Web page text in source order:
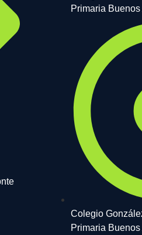
Primaria
Colegio
Primaria